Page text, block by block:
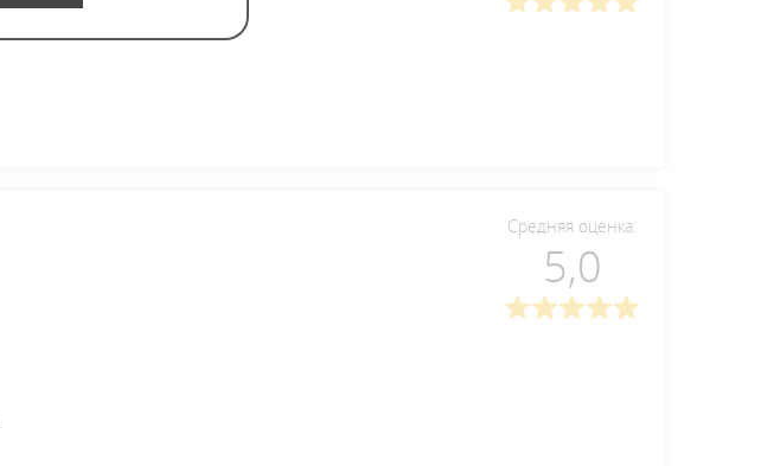
Средняя оценка:
5,0